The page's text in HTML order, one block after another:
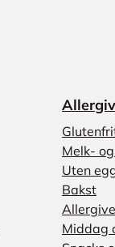
Melk-
Uten
Bakst
Middag